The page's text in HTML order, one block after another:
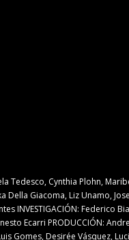
Tedesco, Cynthia Plohn,
Della Giacoma, Liz Unamo,
INVESTIGACIÓN: Federico
Ecarri PRODUCCIÓN:
Gomes, Desirée Vásquez,